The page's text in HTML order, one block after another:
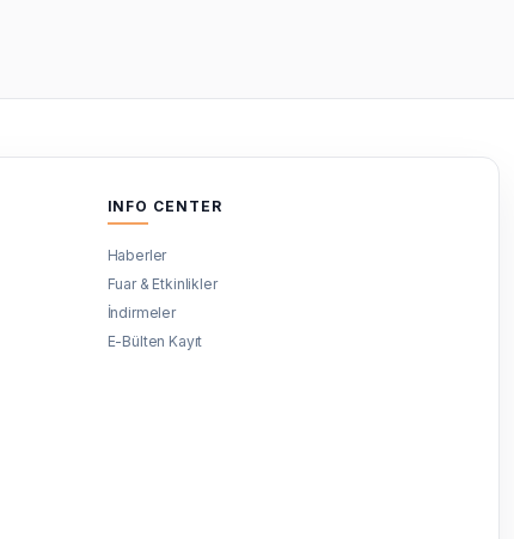
INFO CENTER
Haberler
Fuar & Etkinlikler
İndirmeler
E-Bülten Kayıt